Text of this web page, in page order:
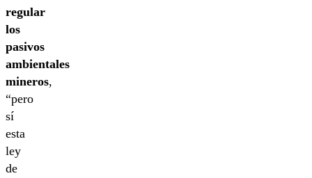
regular
los
pasivos
ambientales
mineros,
“pero
sí
esta
ley
de